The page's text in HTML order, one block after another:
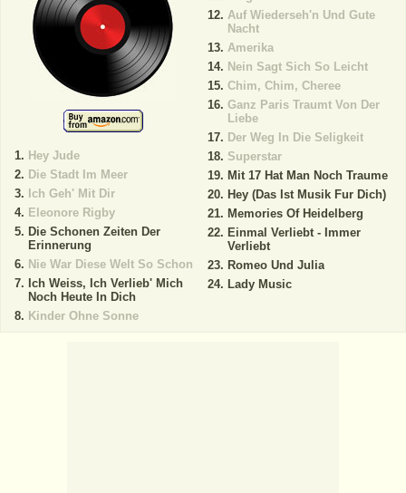
Hey Jude
Die Stadt Im Meer
Ich Geh' Mit Dir
Eleonore Rigby
Die Schonen Zeiten Der
Erinnerung
Nie War Diese Welt So Schon
Ich Weiss, Ich Verlieb' Mich
Noch Heute In Dich
Kinder Ohne Sonne
Auf Wiederseh'n Und Gute
Nacht
Amerika
Nein Sagt Sich So Leicht
Chim, Chim, Cheree
Ganz Paris Traumt Von Der
Liebe
Der Weg In Die Seligkeit
Superstar
Mit 17 Hat Man Noch Traume
Hey (Das Ist Musik Fur Dich)
Memories Of Heidelberg
Einmal Verliebt - Immer
Verliebt
Romeo Und Julia
Lady Music